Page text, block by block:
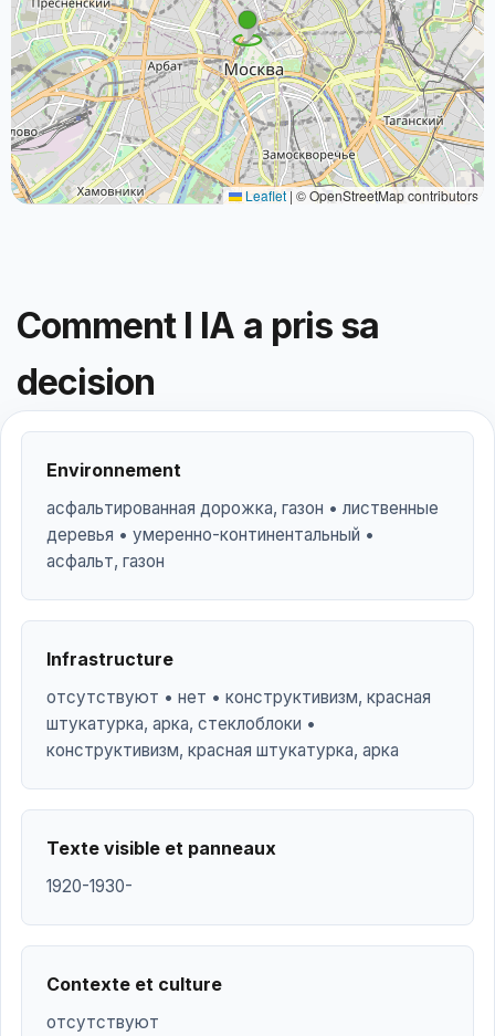
Leaflet | © OpenStreetMap contributors
Comment l IA a pris sa
decision
Environnement
асфальтированная дорожка, газон • лиственные
деревья • умеренно-континентальный •
асфальт, газон
Infrastructure
отсутствуют • нет • конструктивизм, красная
штукатурка, арка, стеклоблоки •
конструктивизм, красная штукатурка, арка
Texte visible et panneaux
1920-1930-
Contexte et culture
отсутствуют